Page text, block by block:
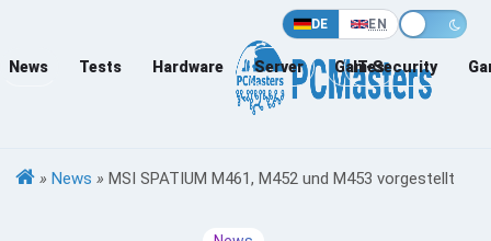
DE EN
News Tests Hardware Server Games
IT-Security
» News » MSI SPATIUM M461, M452 und M453 vorgestellt